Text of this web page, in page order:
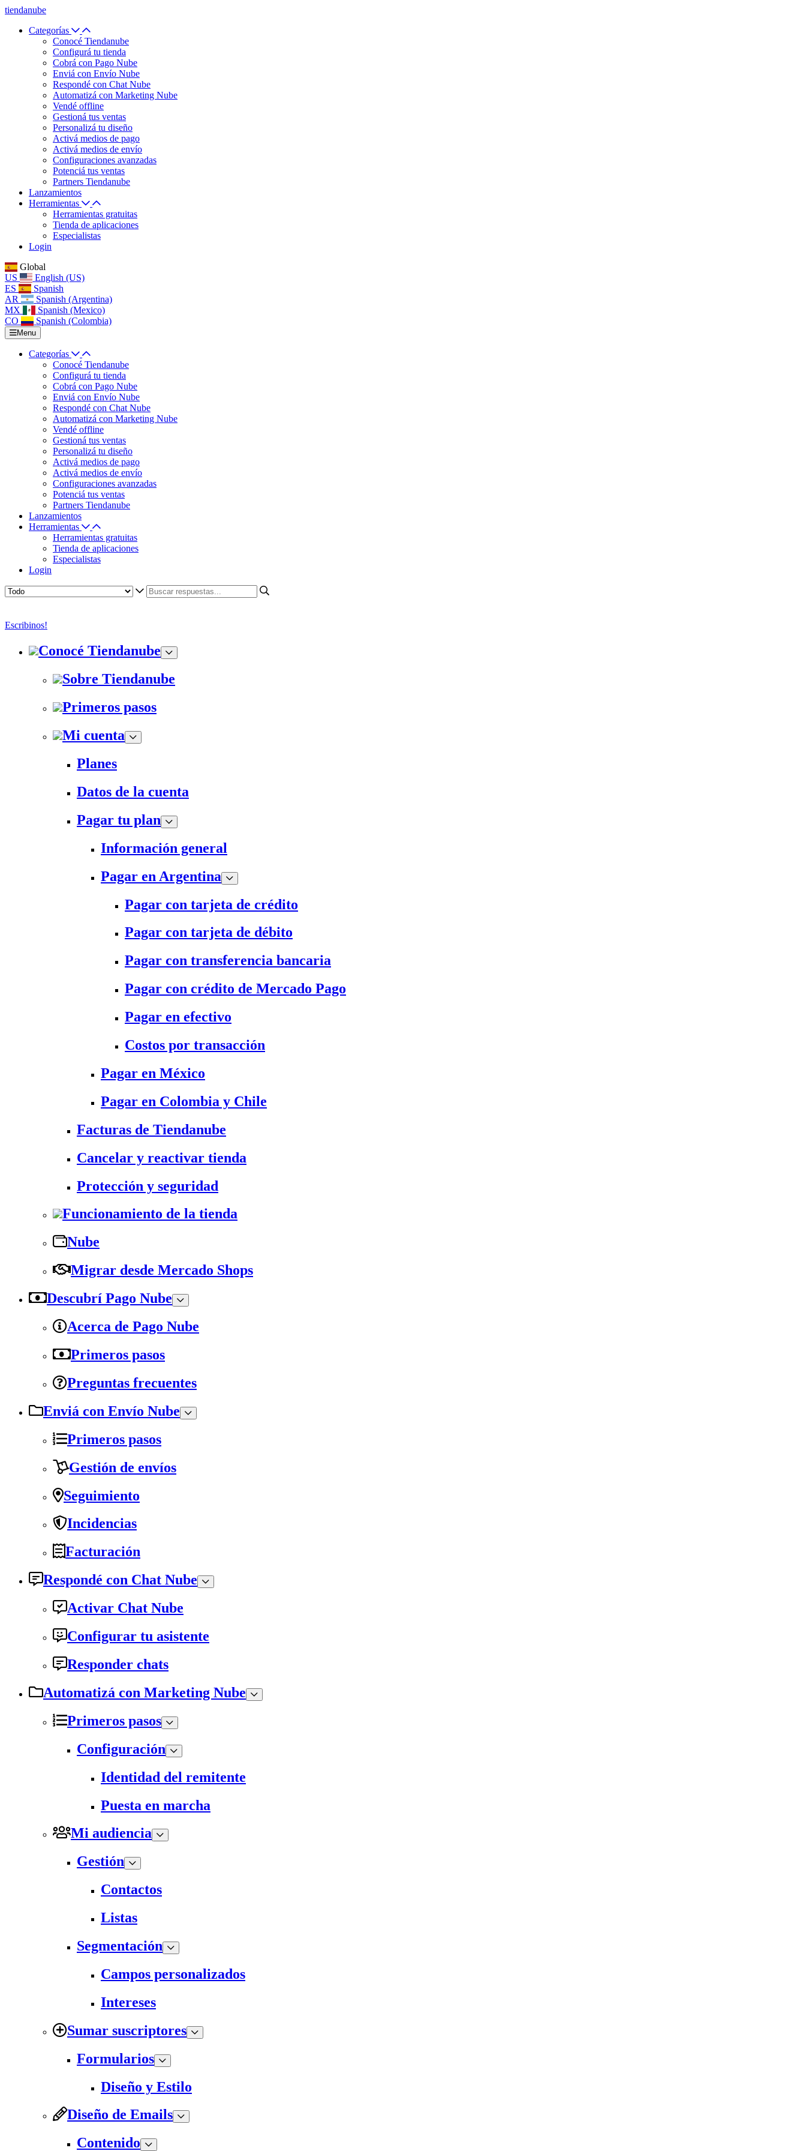
tiendanube
Categorías
Conocé Tiendanube
Configurá tu tienda
Cobrá con Pago Nube
Enviá con Envío Nube
Respondé con Chat Nube
Automatizá con Marketing Nube
Vendé offline
Gestioná tus ventas
Personalizá tu diseño
Activá medios de pago
Activá medios de envío
Configuraciones avanzadas
Potenciá tus ventas
Partners Tiendanube
Lanzamientos
Herramientas
Herramientas gratuitas
Tienda de aplicaciones
Especialistas
Login
Global
US
English (US)
ES
Spanish
AR
Spanish (Argentina)
MX
Spanish (Mexico)
CO
Spanish (Colombia)
Menu
Categorías
Conocé Tiendanube
Configurá tu tienda
Cobrá con Pago Nube
Enviá con Envío Nube
Respondé con Chat Nube
Automatizá con Marketing Nube
Vendé offline
Gestioná tus ventas
Personalizá tu diseño
Activá medios de pago
Activá medios de envío
Configuraciones avanzadas
Potenciá tus ventas
Partners Tiendanube
Lanzamientos
Herramientas
Herramientas gratuitas
Tienda de aplicaciones
Especialistas
Login
Escribinos!
Conocé Tiendanube
Sobre Tiendanube
Primeros pasos
Mi cuenta
Planes
Datos de la cuenta
Pagar tu plan
Información general
Pagar en Argentina
Pagar con tarjeta de crédito
Pagar con tarjeta de débito
Pagar con transferencia bancaria
Pagar con crédito de Mercado Pago
Pagar en efectivo
Costos por transacción
Pagar en México
Pagar en Colombia y Chile
Facturas de Tiendanube
Cancelar y reactivar tienda
Protección y seguridad
Funcionamiento de la tienda
Nube
Migrar desde Mercado Shops
Descubrí Pago Nube
Acerca de Pago Nube
Primeros pasos
Preguntas frecuentes
Enviá con Envío Nube
Primeros pasos
Gestión de envíos
Seguimiento
Incidencias
Facturación
Respondé con Chat Nube
Activar Chat Nube
Configurar tu asistente
Responder chats
Automatizá con Marketing Nube
Primeros pasos
Configuración
Identidad del remitente
Puesta en marcha
Mi audiencia
Gestión
Contactos
Listas
Segmentación
Campos personalizados
Intereses
Sumar suscriptores
Formularios
Diseño y Estilo
Diseño de Emails
Contenido